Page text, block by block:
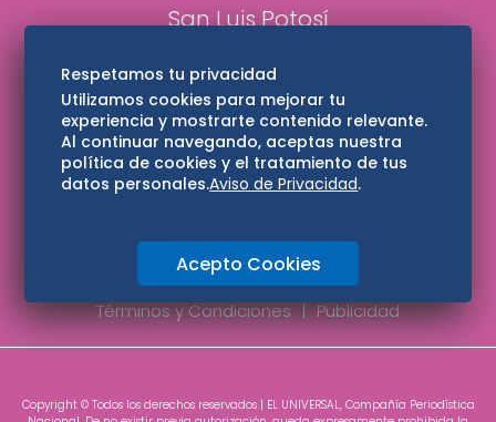
San Luis Potosí
Edomex
Consultas
Hidalgo
Oaxaca
Aviso de privacidad
Directorio
Términos y Condiciones
Publicidad
Copyright © Todos los derechos reservados | EL UNIVERSAL, Compañía Periodística
Respetamos tu privacidad
Utilizamos cookies para mejorar tu
experiencia y mostrarte contenido relevante.
Al continuar navegando, aceptas nuestra
política de cookies y el tratamiento de tus
datos personales.Aviso de Privacidad.
Acepto Cookies